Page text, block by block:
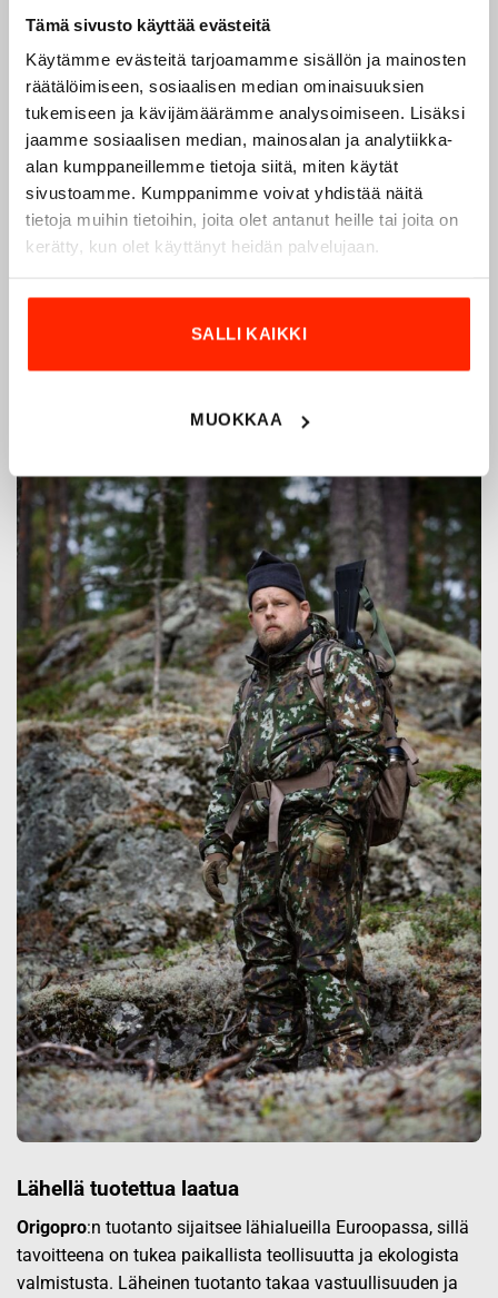
Tämä sivusto käyttää evästeitä
Käytämme evästeitä tarjoamamme sisällön ja mainosten
räätälöimiseen, sosiaalisen median ominaisuuksien
tukemiseen ja kävijämäärämme analysoimiseen. Lisäksi
jaamme sosiaalisen median, mainosalan ja analytiikka-
alan kumppaneillemme tietoja siitä, miten käytät
sivustoamme. Kumppanimme voivat yhdistää näitä
tietoja muihin tietoihin, joita olet antanut heille tai joita on
kerätty, kun olet käyttänyt heidän palvelujaan.
SALLI KAIKKI
MUOKKAA
Origopro – Suomalainen laatumerkki vuodesta
1975
Origoproon suomalainen turvallisuus- ja
ulkoiluvaatetukseen erikoistunut yritys, joka on toiminut
vuodesta 1975. Origoprovalmistaa laadukkaita vaatteita,
:n tuotteet on suunniteltu yhteistyössä käyttäjien
ja erikoisammattilaisten kanssa, joiden kokemus inspiroi
Lähellä tuotettua laatua
Origopro:n tuotanto sijaitsee lähialueilla Euroopassa, sillä
tavoitteena on tukea paikallista teollisuutta ja ekologista
valmistusta. Läheinen tuotanto takaa vastuullisuuden ja